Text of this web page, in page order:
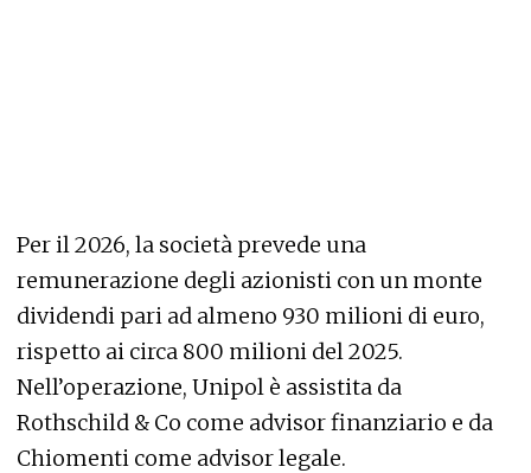
Per il 2026, la società prevede una
remunerazione degli azionisti con un monte
dividendi pari ad almeno 930 milioni di euro,
rispetto ai circa 800 milioni del 2025.
Nell’operazione, Unipol è assistita da
Rothschild & Co come advisor finanziario e da
Chiomenti come advisor legale.